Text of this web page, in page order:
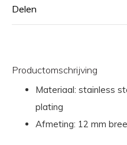
Delen
Productomschrijving
Materiaal: stainless
plating
Afmeting: 12 mm